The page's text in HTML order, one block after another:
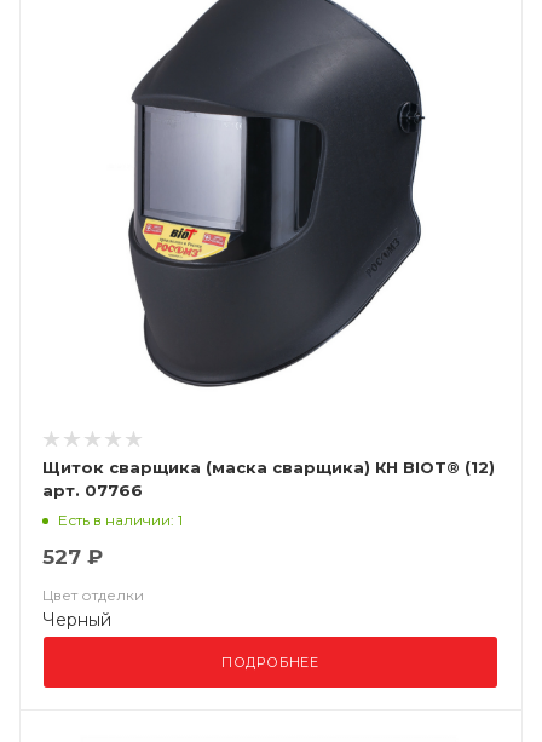
Щиток сварщика (маска сварщика) КН BIOT® (12)
арт. 07766
Есть в наличии: 1
527 ₽
Цвет отделки
Черный
ПОДРОБНЕЕ